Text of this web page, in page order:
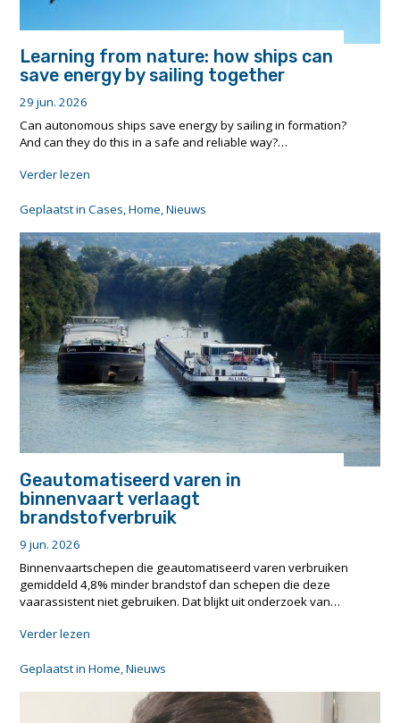
Learning from nature: how ships can
save energy by sailing together
29 jun. 2026
Can autonomous ships save energy by sailing in formation?
And can they do this in a safe and reliable way?…
Verder lezen
nature:
ships
can
save
energy
by
sailing
together"
Geplaatst inCases,Home,Nieuws
Geautomatiseerd varen in
binnenvaart verlaagt
brandstofverbruik
9 jun. 2026
Binnenvaartschepen die geautomatiseerd varen verbruiken
gemiddeld 4,8% minder brandstof dan schepen die deze
vaarassistent niet gebruiken. Dat blijkt uit onderzoek van…
Verder lezen
in
binnenvaart
verlaagt
brandstofverbruik"
Geplaatst inHome,Nieuws